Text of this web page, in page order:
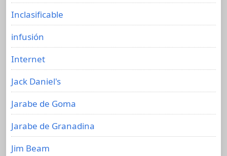
Inclasificable
infusión
Internet
Jack Daniel's
Jarabe de Goma
Jarabe de Granadina
Jim Beam